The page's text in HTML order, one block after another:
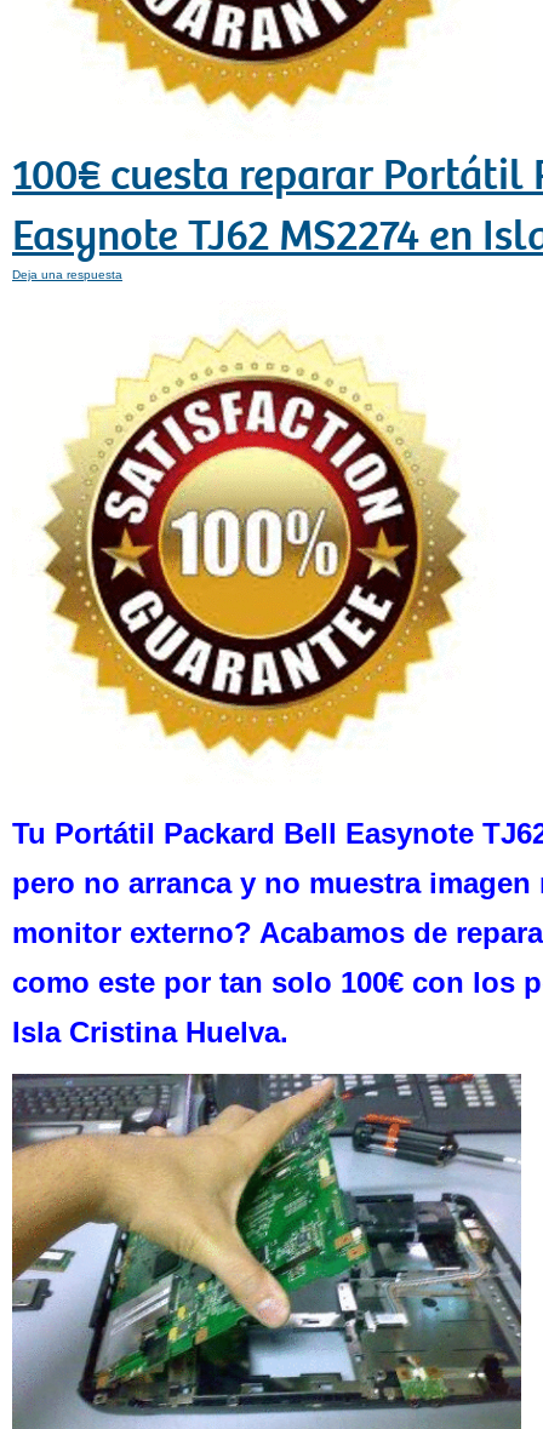
100€ cuesta reparar Portátil
Easynote TJ62 MS2274 en
Deja una respuesta
Tu Portátil Packard Bell Easynote
pero no arranca y no muestra
monitor externo? Acabamos de
como este por tan solo 100€ con los
Isla Cristina Huelva.